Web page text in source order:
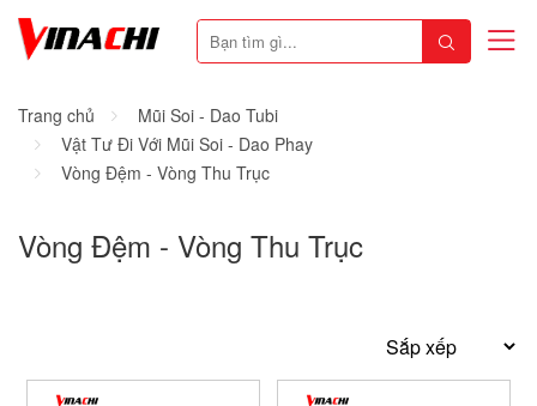
Trang chủ
Mũi Soi - Dao Tubi
Vật Tư Đi Với Mũi Soi - Dao Phay
Vòng Đệm - Vòng Thu Trục
Vòng Đệm - Vòng Thu Trục